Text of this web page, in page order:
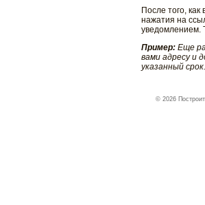
После того,
нажатия на
уведомлением.
Пример: Еще
вами адресу и
указанный срок.
© 2026